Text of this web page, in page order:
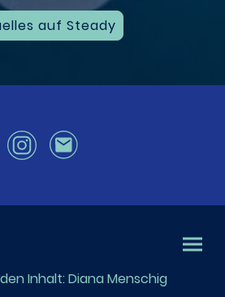
auf Steady
Inhalt: Diana Menschig